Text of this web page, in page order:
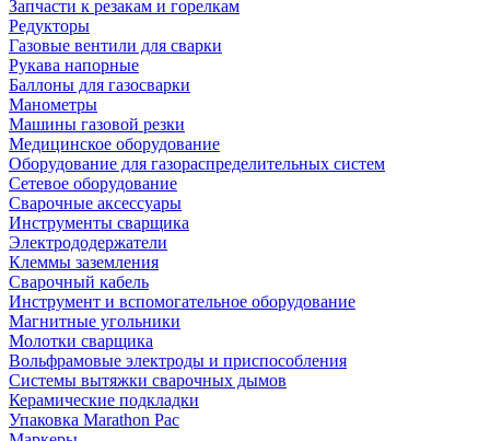
Запчасти к резакам и горелкам
Редукторы
Газовые вентили для сварки
Рукава напорные
Баллоны для газосварки
Манометры
Машины газовой резки
Медицинское оборудование
Оборудование для газораспределительных систем
Сетевое оборудование
Сварочные аксессуары
Инструменты сварщика
Электрододержатели
Клеммы заземления
Сварочный кабель
Инструмент и вспомогательное оборудование
Магнитные угольники
Молотки сварщика
Вольфрамовые электроды и приспособления
Системы вытяжки сварочных дымов
Керамические подкладки
Упаковка Marathon Pac